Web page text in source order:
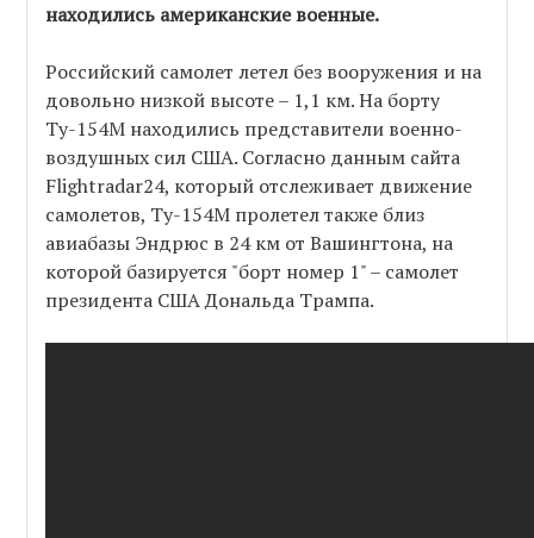
находились американские военные.
Российский самолет летел без вооружения и на
довольно низкой высоте – 1,1 км. На борту
Ту-154М находились представители военно-
воздушных сил США. Согласно данным сайта
Flightradar24, который отслеживает движение
самолетов, Ту-154М пролетел также близ
авиабазы Эндрюс в 24 км от Вашингтона, на
которой базируется "борт номер 1" – самолет
президента США Дональда Трампа.